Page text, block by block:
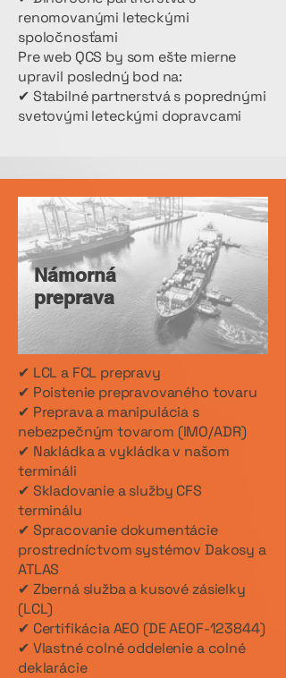
renomovanými leteckými
spoločnosťami
Pre web QCS by som ešte mierne
upravil posledný bod na:
✔ Stabilné partnerstvá s poprednými
svetovými leteckými dopravcami
Námorná
preprava
✔ LCL a FCL prepravy
✔ Poistenie prepravovaného tovaru
✔ Preprava a manipulácia s
nebezpečným tovarom (IMO/ADR)
✔ Nakládka a vykládka v našom
termináli
✔ Skladovanie a služby CFS
terminálu
✔ Spracovanie dokumentácie
prostredníctvom systémov Dakosy a
ATLAS
✔ Zberná služba a kusové zásielky
(LCL)
✔ Certifikácia AEO (DE AEOF-123844)
✔ Vlastné colné oddelenie a colné
deklarácie